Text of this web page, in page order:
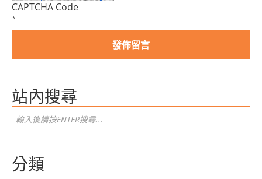
CAPTCHA Code
*
站內搜尋
分類